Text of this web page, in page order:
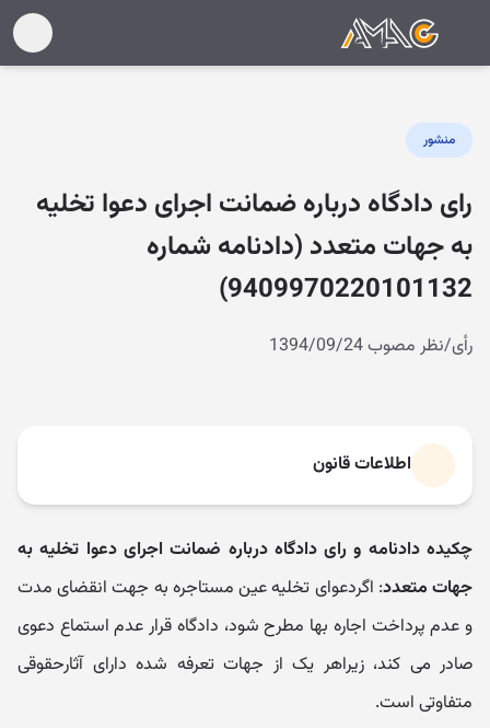
منشور
رای دادگاه درباره ضمانت اجرای دعوا تخلیه
به جهات متعدد (دادنامه شماره
9409970220101132)
رأی/نظر مصوب 1394/09/24
اطلاعات قانون
چکیده دادنامه و رای دادگاه درباره ضمانت اجرای دعوا تخلیه به
جهات متعدد: اگردعوای تخلیه عین مستاجره به جهت انقضای مدت
و عدم پرداخت اجاره بها مطرح شود، دادگاه قرار عدم استماع دعوی
صادر می کند، زیراهر یک از جهات تعرفه شده دارای آثارحقوقی
متفاوتی است.